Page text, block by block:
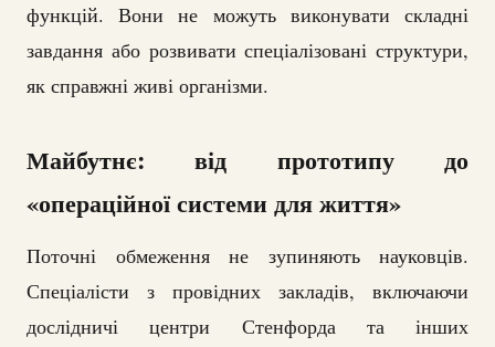
функцій. Вони не можуть виконувати складні
завдання або розвивати спеціалізовані структури,
як справжні живі організми.
Майбутнє: від прототипу до
«операційної системи для життя»
Поточні обмеження не зупиняють науковців.
Спеціалісти з провідних закладів, включаючи
дослідничі центри Стенфорда та інших